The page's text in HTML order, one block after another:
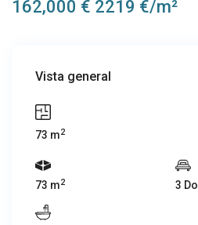
162,000 € 2219 €/m²
Vista general
73 m2
73 m2 3